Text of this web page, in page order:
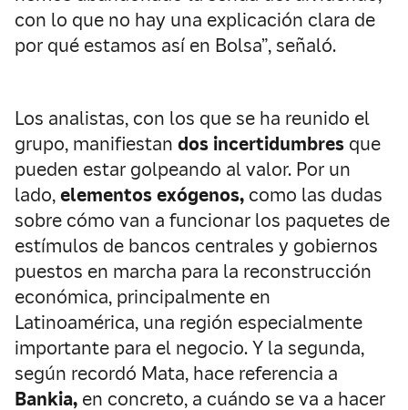
con lo que no hay una explicación clara de
por qué estamos así en Bolsa”, señaló.
Los analistas, con los que se ha reunido el
grupo, manifiestan dos incertidumbres que
pueden estar golpeando al valor. Por un
lado,elementos exógenos, como las dudas
sobre cómo van a funcionar los paquetes de
estímulos de bancos centrales y gobiernos
puestos en marcha para la reconstrucción
económica, principalmente en
Latinoamérica, una región especialmente
importante para el negocio. Y la segunda,
según recordó Mata, hace referencia a
Bankia, en concreto, a cuándo se va a hacer